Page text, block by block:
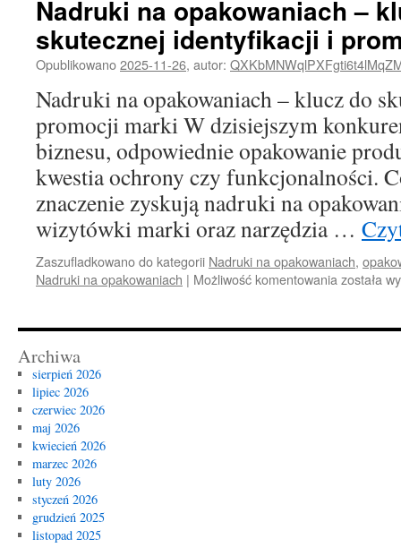
klucz
do
skutecznej
Nadruki na opakowaniach –
skutecznej identyfikacji i
Opublikowano2025-11-26, autor:
Nadruki na opakowaniach – klucz do
promocji marki W dzisiejszym
biznesu, odpowiednie opakowanie
kwestia ochrony czy funkcjonalności.
znaczenie zyskują nadruki na
wizytówki marki oraz narzędzia …
Zaszufladkowano do kategorii Nadruki na opakowaniach,
Nadruki na opakowaniach | Możliwość komentowania Nadruki
–
została
Archiwa
sierpień 2026
lipiec 2026
czerwiec 2026
maj 2026
kwiecień 2026
marzec 2026
luty 2026
styczeń 2026
grudzień 2025
listopad 2025